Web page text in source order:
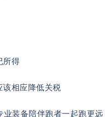
所得
该相应降低关税
业装备陪伴跑者一起跑更远